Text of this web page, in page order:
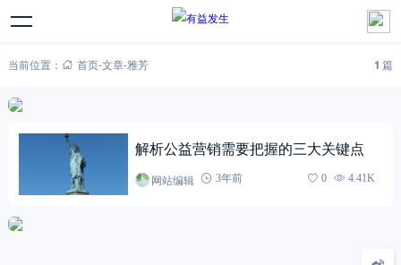
当前位置： 首页-文章-雅芳 1 篇
解析公益营销需要把握的三大关键点
网站编辑 3年前 0 4.41K